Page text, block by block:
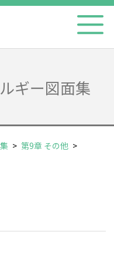
ギー図面集
> 第9章 その他 >